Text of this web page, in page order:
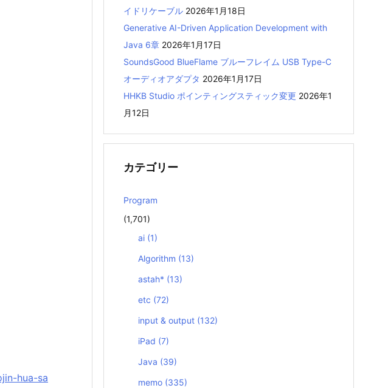
hua-sa
イドリケーブル 2026年1月18日
Generative AI-Driven Application Development with
Java 6章 2026年1月17日
SoundsGood BlueFlame ブルーフレイム USB Type-C
オーディオアダプタ 2026年1月17日
HHKB Studio ポインティングスティック変更 2026年1
月12日
カテゴリー
Program
(1,701)
ai (1)
Algorithm (13)
astah* (13)
etc (72)
input & output (132)
iPad (7)
Java (39)
memo (335)